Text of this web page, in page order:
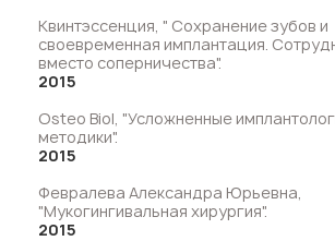
Квинтэссенция, " Сохранение зубов и
своевременная имплантация.
вместо соперничества".
2015
Osteo Biol, "Усложненные
методики".
2015
Февралева Александра Юрьевна,
"Мукогингивальная хирургия".
2015